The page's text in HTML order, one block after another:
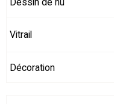
Vitrail
Décoration